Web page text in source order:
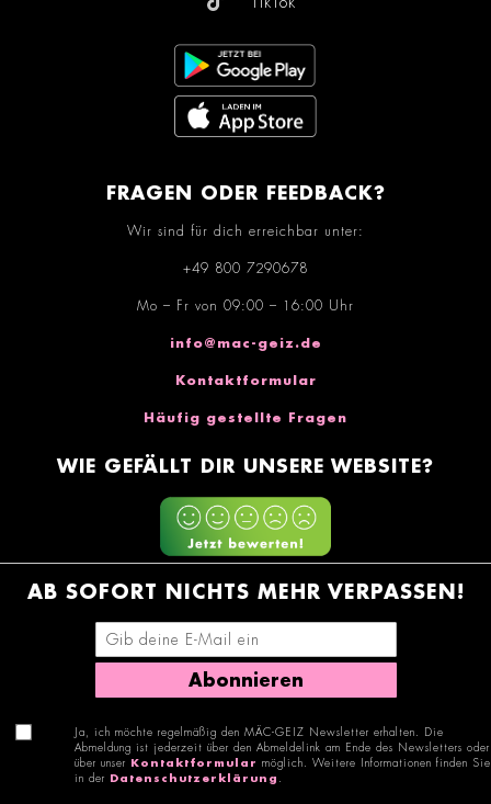
FRAGEN ODER FEEDBACK?
Wir sind für dich erreichbar unter:
+49 800 7290678
Mo – Fr von 09:00 – 16:00 Uhr
info@mac-geiz.de
Kontaktformular
Häufig gestellte Fragen
WIE GEFÄLLT DIR UNSERE WEBSITE?
AB SOFORT NICHTS MEHR VERPASSEN!
E-Mail-Adresse eingeben
Abonnieren
Ja, ich möchte regelmäßig den MÄC-GEIZ Newsletter erhalten. Die
Abmeldung ist jederzeit über den Abmeldelink am Ende des Newsletters oder
über unser
Kontaktformular möglich. Weitere Informationen finden Sie
in der
Datenschutzerklärung .